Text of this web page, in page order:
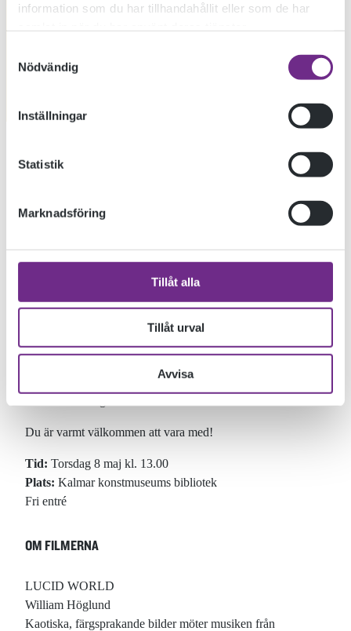
information som du har tillhandahållit eller som de har
Nödvändig
Inställningar
Statistik
Marknadsföring
Tillåt alla
Tillåt urval
Avvisa
8/5
2025-04-29
Personligt och observerande, utforskande och
processbaserat. När Dokumentärfilmskolan distans bjuder in
till examensvisning på Kalmar konstmuseum blir det allt från
publikhypnos, mögliga källare, lesbisk kamp, föräldraskap,
Under eftermiddagen modererar Ewa Cederstam,
kursansvarig, ett samtal med deltagarna där de presenterar
utdrag ur sina kommande filmer och berättar mer om sina
respektive reflektioner och processer. Eftermiddagen inleds
samtida dokumentära skildringar tillsammans med museichef
Du är varmt välkommen att vara med!
Tid: Torsdag 8 maj kl. 13.00
Plats: Kalmar konstmuseums bibliotek
Fri entré
OM FILMERNA
LUCID WORLD
William Höglund
Kaotiska, färgsprakande bilder möter musiken från